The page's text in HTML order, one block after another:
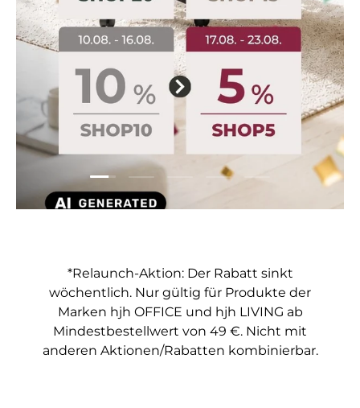
Folie laden 1 von 5
Folie laden 2 von 5
Folie laden 3 von 5
Folie laden 4 von 5
Folie laden 5
*Relaunch-Aktion: Der Rabatt sinkt
wöchentlich. Nur gültig für Produkte der
Marken hjh OFFICE und hjh LIVING ab
Mindestbestellwert von 49 €. Nicht mit
anderen Aktionen/Rabatten kombinierbar.